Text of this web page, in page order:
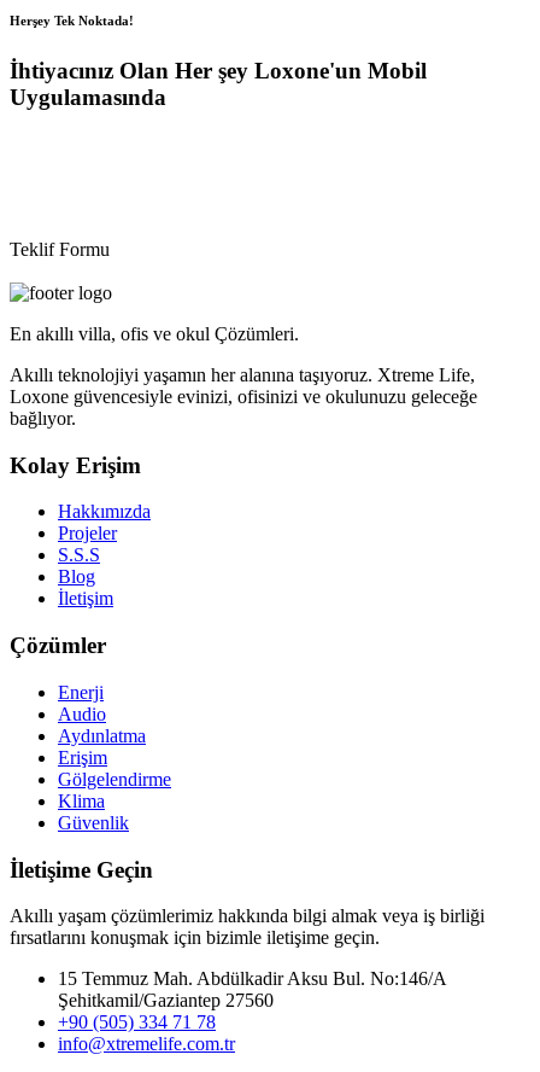
Herşey Tek Noktada!
İhtiyacınız Olan Her şey Loxone'un Mobil
Uygulamasında
Teklif Formu
En akıllı villa, ofis ve okul Çözümleri.
Akıllı teknolojiyi yaşamın her alanına taşıyoruz. Xtreme Life,
Loxone güvencesiyle evinizi, ofisinizi ve okulunuzu geleceğe
bağlıyor.
Kolay Erişim
Hakkımızda
Projeler
S.S.S
Blog
İletişim
Çözümler
Enerji
Audio
Aydınlatma
Erişim
Gölgelendirme
Klima
Güvenlik
İletişime Geçin
Akıllı yaşam çözümlerimiz hakkında bilgi almak veya iş birliği
fırsatlarını konuşmak için bizimle iletişime geçin.
15 Temmuz Mah. Abdülkadir Aksu Bul. No:146/A
Şehitkamil/Gaziantep 27560
+90 (505) 334 71 78
info@xtremelife.com.tr